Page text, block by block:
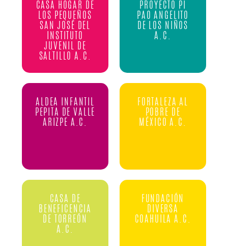
CASA HOGAR DE
LOS PEQUEÑOS
SAN JOSÉ DEL
INSTITUTO
JUVENIL DE
SALTILLO A.C.
PROYECTO PI
PAO ANGELITO
DE LOS NIÑOS
A.C.
ALDEA INFANTIL
PEPITA DE VALLE
ARIZPE A.C.
FORTALEZA AL
POBRE DE
MÉXICO A.C.
CASA DE
BENEFICENCIA
DE TORREÓN
A.C.
FUNDACIÓN
DIVERSA
COAHUILA A.C.